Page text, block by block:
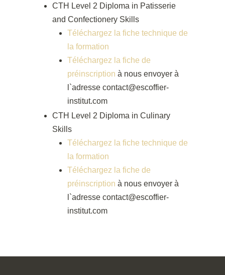
CTH Level 2 Diploma in Patisserie
and Confectionery Skills
Téléchargez la fiche technique de
la formation
Téléchargez la fiche de
préinscription à nous envoyer à
l`adresse contact@escoffier-
institut.com
CTH Level 2 Diploma in Culinary
Skills
Téléchargez la fiche technique de
la formation
Téléchargez la fiche de
préinscription à nous envoyer à
l`adresse contact@escoffier-
institut.com